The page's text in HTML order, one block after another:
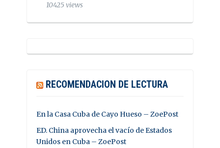
10425 views
RECOMENDACION DE LECTURA
En la Casa Cuba de Cayo Hueso – ZoePost
ED. China aprovecha el vacío de Estados
Unidos en Cuba – ZoePost